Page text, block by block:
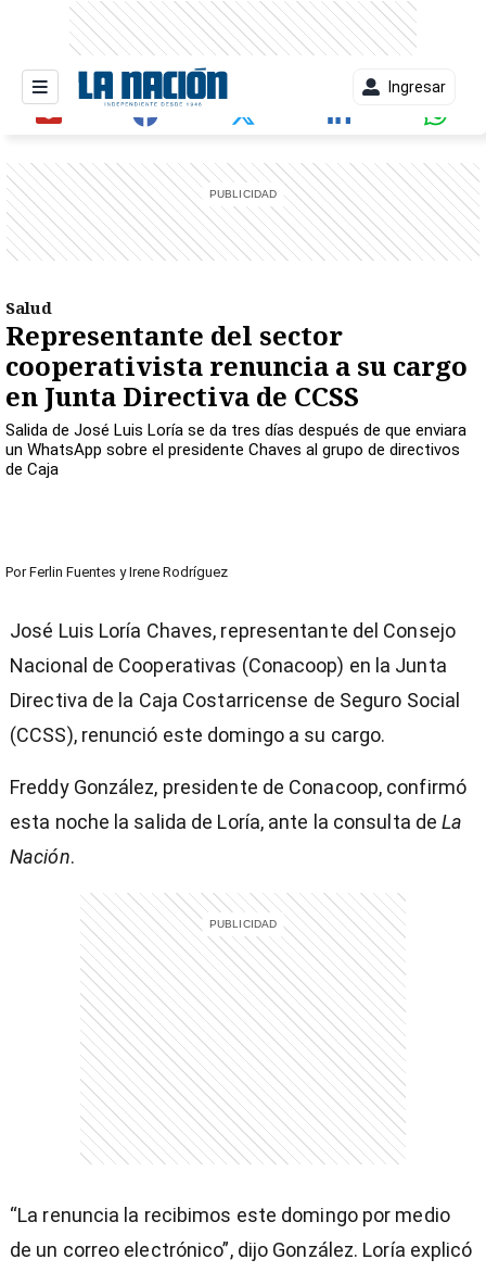
Ingresar
Salud
Representante del sector
cooperativista renuncia a su cargo
en Junta Directiva de CCSS
Salida de José Luis Loría se da tres días después de que enviara
un WhatsApp sobre el presidente Chaves al grupo de directivos
de Caja
Por Ferlin Fuentes y Irene Rodríguez
José Luis Loría Chaves, representante del Consejo
Nacional de Cooperativas (Conacoop) en la Junta
Directiva de la Caja Costarricense de Seguro Social
(CCSS), renunció este domingo a su cargo.
Freddy González, presidente de Conacoop, confirmó
esta noche la salida de Loría, ante la consulta deLa
Nación.
“La renuncia la recibimos este domingo por medio
de un correo electrónico”, dijo González. Loría explicó